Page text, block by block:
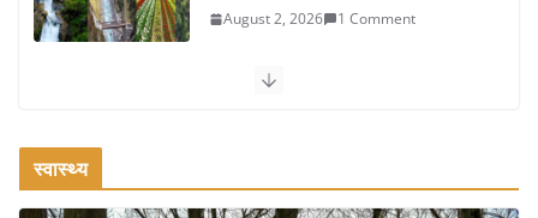
August 2, 2026 1 Comment
कश्मीर यात्रा गाइड: प्राकृतिक सुंदरता और
वजन घटाने के लिए 8 बेहतरीन वॉकिंग एक्सरसाइज: 1 महीने में पाएं 3-4
स्वास्थ्य